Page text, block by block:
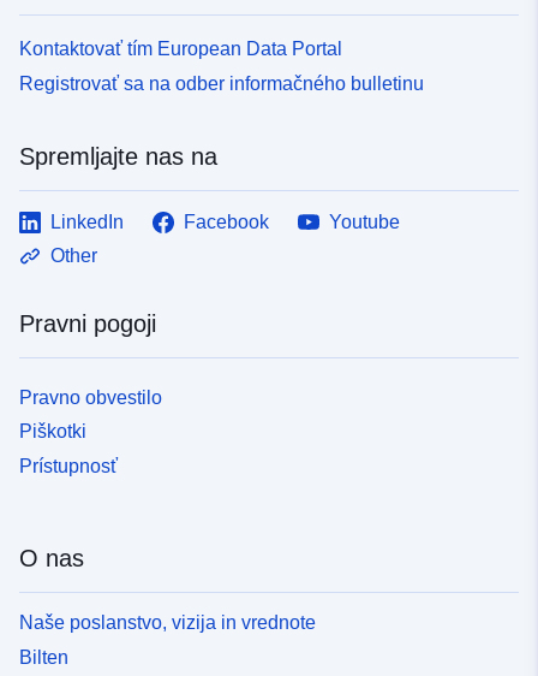
Kontaktovať tím European Data Portal
Registrovať sa na odber informačného bulletinu
Spremljajte nas na
LinkedIn Facebook
Youtube
Other
Pravni pogoji
Pravno obvestilo
Piškotki
Prístupnosť
O nas
Naše poslanstvo, vizija in vrednote
Bilten